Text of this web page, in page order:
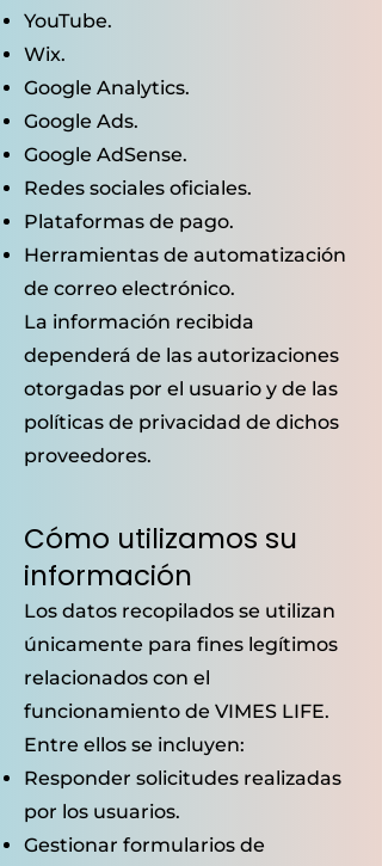
YouTube.
Wix.
Google Analytics.
Google Ads.
Google AdSense.
Redes sociales oficiales.
Plataformas de pago.
Herramientas de automatización
de correo electrónico.
La información recibida
dependerá de las autorizaciones
otorgadas por el usuario y de las
políticas de privacidad de dichos
proveedores.
Cómo utilizamos su
información
Los datos recopilados se utilizan
únicamente para fines legítimos
relacionados con el
funcionamiento de VIMES LIFE.
Entre ellos se incluyen:
Responder solicitudes realizadas
por los usuarios.
Gestionar formularios de